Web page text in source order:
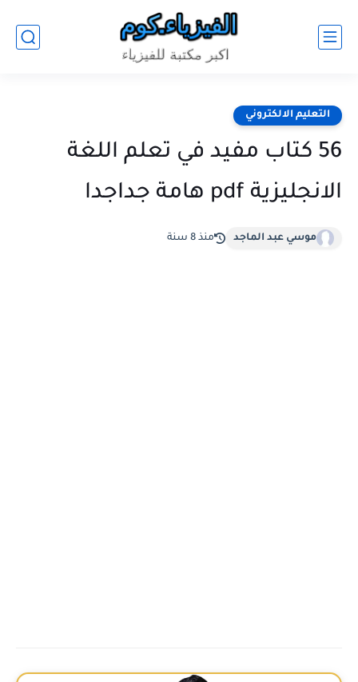
التعليم الالكتروني
56 كتاب مفيد في تعلم اللغة
الانجليزية pdf هامة جداجدا
موسي عبد الماجد منذ 8 سنة